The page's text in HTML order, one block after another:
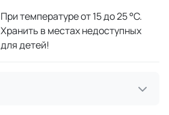
При температуре от 15 до 25 °C.
Хранить в местах недоступных
для детей!